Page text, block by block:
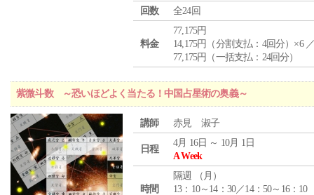
回数
全24回
料金
77,175円
14,175円（分割支払：4回分）×6
77,175円（一括支払：24回分）
紫微斗数 ～恐いほどよく当たる！中国占星術の奥義～
講師 赤見 淑子
日程
4月 16日 ～ 10月 1日
A Week
時間
隔週 （ 月 ）
13：10～14：30／14：50～16：10